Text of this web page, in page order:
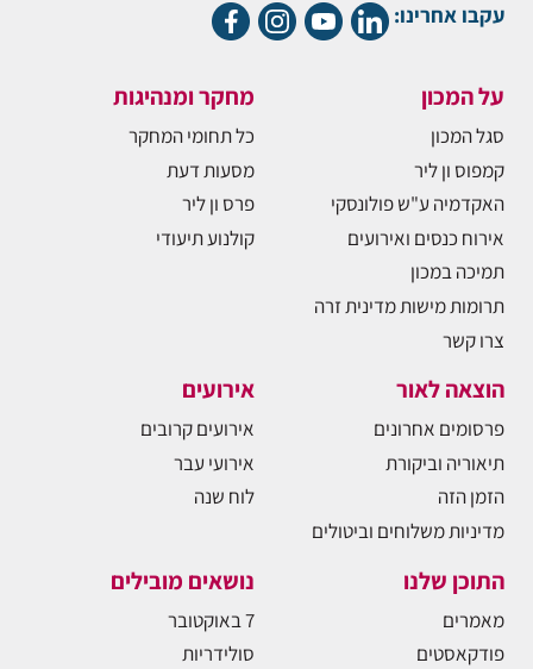
עקבו אחרינו:
על המכון
סגל המכון
קמפוס ון ליר
האקדמיה ע"ש פולונסקי
אירוח כנסים ואירועים
תמיכה במכון
תרומות מישות מדינית זרה
צרו קשר
מחקר ומנהיגות
כל תחומי המחקר
מסעות דעת
פרס ון ליר
קולנוע תיעודי
הוצאה לאור
פרסומים אחרונים
תיאוריה וביקורת
הזמן הזה
מדיניות משלוחים וביטולים
אירועים
אירועים קרובים
אירועי עבר
לוח שנה
התוכן שלנו
מאמרים
פודקאסטים
נושאים מובילים
7 באוקטובר
סולידריות